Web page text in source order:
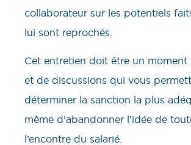
collaborateur sur les potentiels
lui sont reprochés.
Cet entretien doit être un moment
et de discussions qui vous
déterminer la sanction la plus
même d’abandonner l’idée de
l’encontre du salarié.